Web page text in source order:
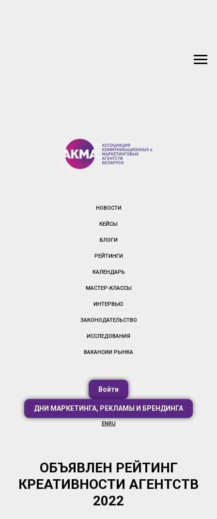
НОВОСТИ
КЕЙСЫ
БЛОГИ
РЕЙТИНГИ
КАЛЕНДАРЬ
МАСТЕР-КЛАССЫ
ИНТЕРВЬЮ
ЗАКОНОДАТЕЛЬСТВО
ИССЛЕДОВАНИЯ
ВАКАНСИИ РЫНКА
Войти
ДНИ МАРКЕТИНГА, РЕКЛАМЫ И БРЕНДИНГА
EN RU
ОБЪЯВЛЕН РЕЙТИНГ
КРЕАТИВНОСТИ АГЕНТСТВ
2022